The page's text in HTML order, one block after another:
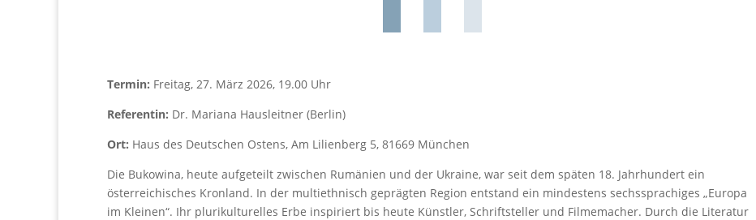
Termin: Freitag, 27. März 2026, 19.00 Uhr
Referentin: Dr. Mariana Hausleitner (Berlin)
Ort: Haus des Deutschen Ostens, Am Lilienberg 5, 81669 München
Die Bukowina, heute aufgeteilt zwischen Rumänien und der Ukraine, war seit dem späten 18. Jahrhundert ein
österreichisches Kronland. In der multiethnisch geprägten Region entstand ein mindestens sechssprachiges „Europa
im Kleinen“. Ihr plurikulturelles Erbe inspiriert bis heute Künstler, Schriftsteller und Filmemacher. Durch die Literatur